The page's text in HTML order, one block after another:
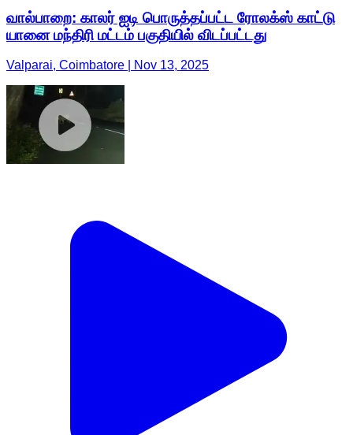
வால்பாறை: காலர் ஐடி பொருத்தப்பட்ட ரோலக்ஸ் காட்டு
யானை மந்திரி மட்டம் பகுதியில் விடப்பட்டது
Valparai, Coimbatore | Nov 13, 2025